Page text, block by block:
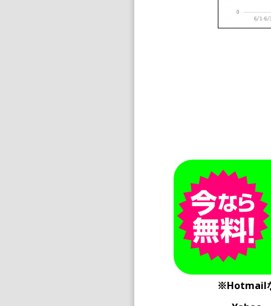
※Hotmailな